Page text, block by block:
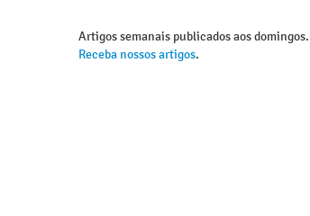
Artigos semanais publicados aos domingos.
Receba nossos artigos.